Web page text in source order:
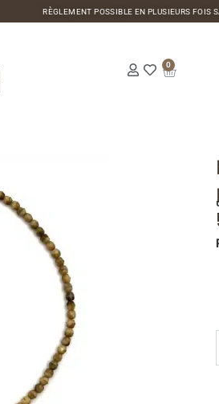
RÈGLEMENT POSSIBLE EN PLUSIEURS
0